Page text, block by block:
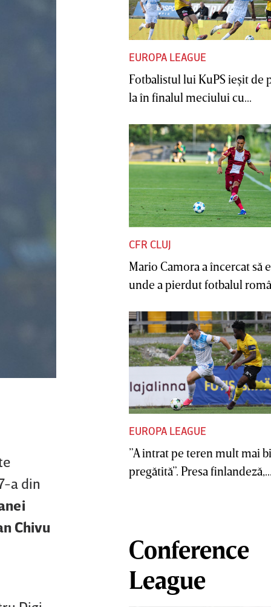
a din
Chivu
EUROPA LEAGUE
Fotbalistul lui KuPS ieşit de
la în finalul meciului cu...
CFR CLUJ
Mario Camora a încercat să
unde a pierdut fotbalul
EUROPA LEAGUE
”A intrat pe teren mult mai
pregătită”. Presa
Conference
League